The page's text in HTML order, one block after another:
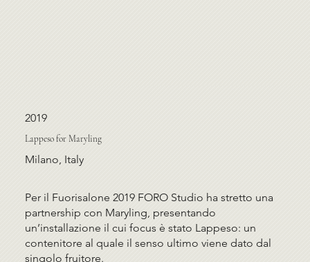
2019
Lappeso for Maryling
Milano, Italy
Per il Fuorisalone 2019 FORO Studio ha stretto una
partnership con Maryling, presentando
un’installazione il cui focus è stato Lappeso: un
contenitore al quale il senso ultimo viene dato dal
singolo fruitore.